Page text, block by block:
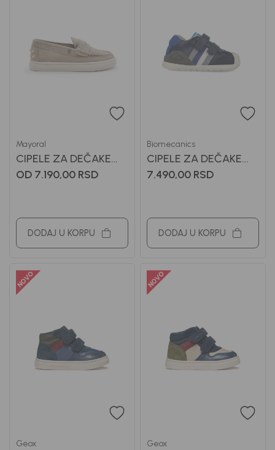
Mayoral
CIPELE ZA DEČAKE
MAYORAL
OD 7.190,00 RSD
DODAJ U KORPU
Biomecanics
CIPELE ZA DEČAKE
BIOMECANICS
7.490,00 RSD
DODAJ U KORPU
Geox Geox